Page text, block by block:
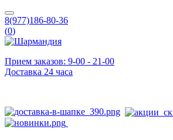
8(977)186-80-36
(0)
Прием заказов: 9-00 - 21-00
Доставка 24 часа